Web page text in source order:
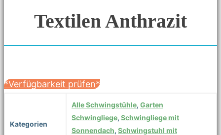
Textilen Anthrazit
*Verfügbarkeit prüfen*
Kategorien
Alle Schwingstühle, Garten
Schwingliege, Schwingliege mit
Sonnendach, Schwingstuhl mit